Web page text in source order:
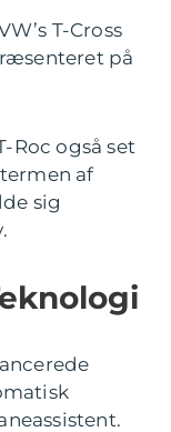
T-Cross
på
Roc også set
af
sig